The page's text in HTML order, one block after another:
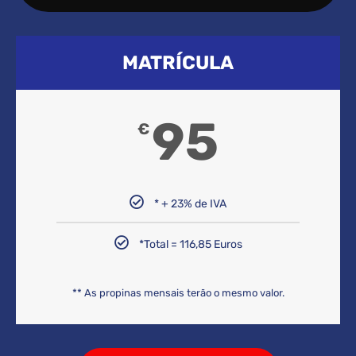
MATRÍCULA
€ 95
* + 23% de IVA
*Total = 116,85 Euros
** As propinas mensais terão o mesmo valor.